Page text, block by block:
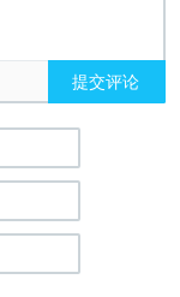
提交评论